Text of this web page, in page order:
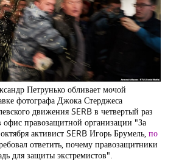
Петрунько обливает мочой
фотографа Джока Стерджеса
движения SERB в четвертый раз
офис правозащитной организации "За
активист SERB Игорь Брумель, по
ответить, почему правозащитники
для защиты экстремистов".